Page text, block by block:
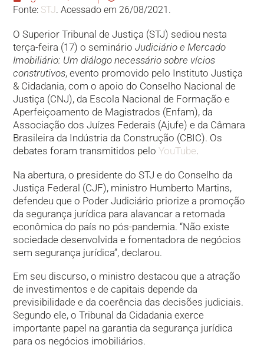
Fonte: STJ. Acessado em 26/08/2021.
O Superior Tribunal de Justiça (STJ) sediou nesta
terça-feira (17) o seminárioJudiciário e Mercado
Imobiliário: Um diálogo necessário sobre vícios
construtivos, evento promovido pelo Instituto Justiça
& Cidadania, com o apoio do Conselho Nacional de
Justiça (CNJ), da Escola Nacional de Formação e
Aperfeiçoamento de Magistrados (Enfam), da
Associação dos Juízes Federais (Ajufe) e da Câmara
Brasileira da Indústria da Construção (CBIC). Os
debates foram transmitidos peloYouTube.
Na abertura, o presidente do STJ e do Conselho da
Justiça Federal (CJF), ministro Humberto Martins,
defendeu que o Poder Judiciário priorize a promoção
da segurança jurídica para alavancar a retomada
econômica do país no pós-pandemia. “Não existe
sociedade desenvolvida e fomentadora de negócios
sem segurança jurídica”, declarou.
Em seu discurso, o ministro destacou que a atração
de investimentos e de capitais depende da
previsibilidade e da coerência das decisões judiciais.
Segundo ele, o Tribunal da Cidadania exerce
importante papel na garantia da segurança jurídica
para os negócios imobiliários.